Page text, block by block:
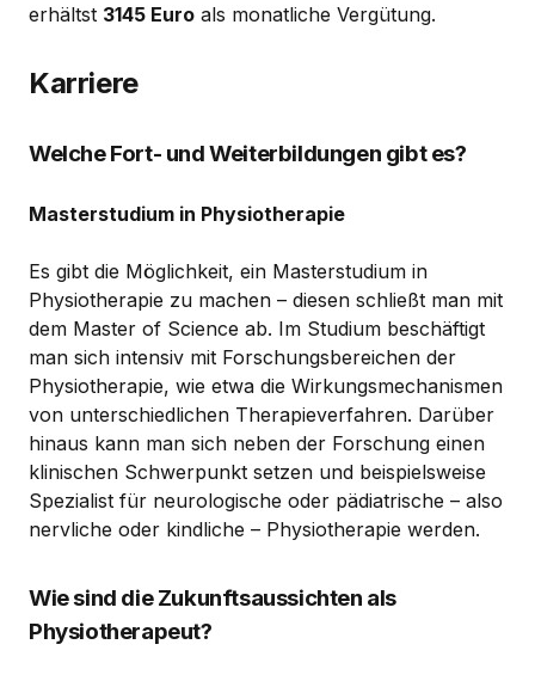
erhältst 3145 Euro als monatliche Vergütung.
Karriere
Welche Fort- und Weiterbildungen gibt es?
Masterstudium in Physiotherapie
Es gibt die Möglichkeit, ein Masterstudium in
Physiotherapie zu machen – diesen schließt man mit
dem Master of Science ab. Im Studium beschäftigt
man sich intensiv mit Forschungsbereichen der
Physiotherapie, wie etwa die Wirkungsmechanismen
von unterschiedlichen Therapieverfahren. Darüber
hinaus kann man sich neben der Forschung einen
klinischen Schwerpunkt setzen und beispielsweise
Spezialist für neurologische oder pädiatrische – also
nervliche oder kindliche – Physiotherapie werden.
Wie sind die Zukunftsaussichten als
Physiotherapeut?